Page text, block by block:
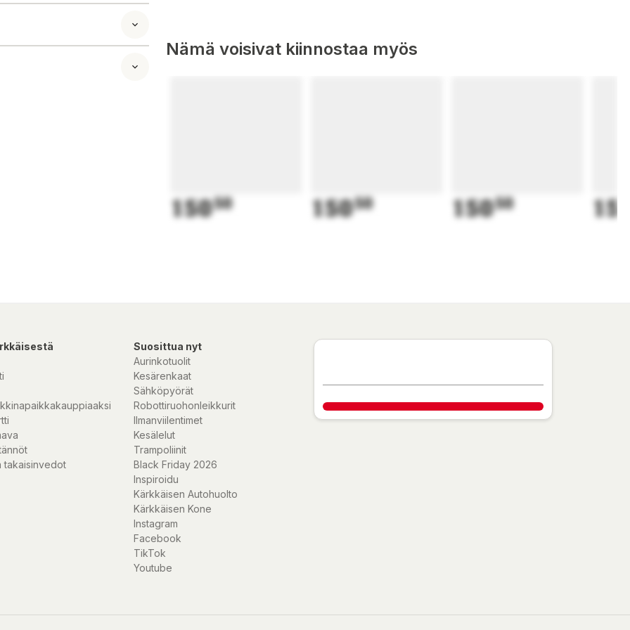
aina
langattomien
Nämä voisivat kiinnostaa myös
15050 15050 15050
takaisinvedot
Suosittua nyt
Aurinkotuolit
Kesärenkaat
Sähköpyörät
Robottiruohonleikkurit
Ilmanviilentimet
Kesälelut
Trampoliinit
Black Friday 2026
Inspiroidu
Kärkkäisen Autohuolto
Kärkkäisen Kone
Instagram
Facebook
TikTok
Youtube